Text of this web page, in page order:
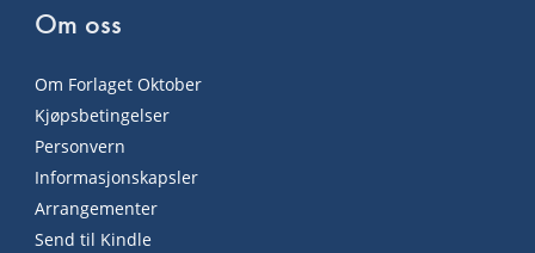
Om oss
Om Forlaget Oktober
Kjøpsbetingelser
Personvern
Informasjonskapsler
Arrangementer
Send til Kindle